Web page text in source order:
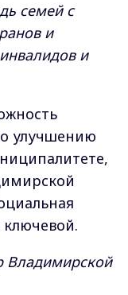
семей с
и
и
улучшению
Владимирской